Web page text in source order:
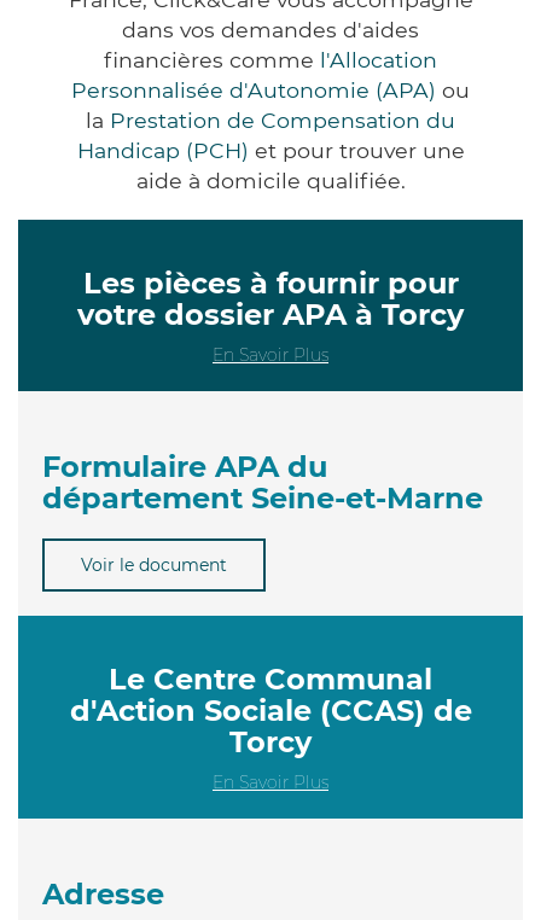
dans vos demandes d'aides
financières comme l'Allocation
Personnalisée d'Autonomie (APA) ou
la Prestation de Compensation du
Handicap (PCH) et pour trouver une
aide à domicile qualifiée.
Les pièces à fournir pour
votre dossier APA à Torcy
En Savoir Plus
Formulaire APA du
département Seine-et-Marne
Voir le document
Le Centre Communal
d'Action Sociale (CCAS) de
Torcy
En Savoir Plus
Adresse